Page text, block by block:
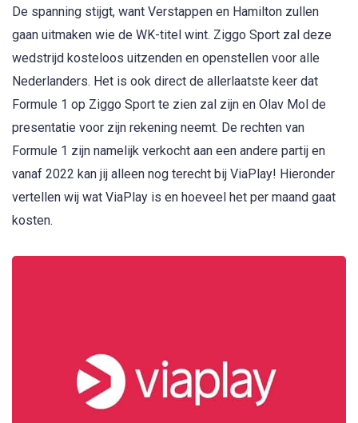
De spanning stijgt, want Verstappen en Hamilton zullen
gaan uitmaken wie de WK-titel wint. Ziggo Sport zal deze
wedstrijd kosteloos uitzenden en openstellen voor alle
Nederlanders. Het is ook direct de allerlaatste keer dat
Formule 1 op Ziggo Sport te zien zal zijn en Olav Mol de
presentatie voor zijn rekening neemt. De rechten van
Formule 1 zijn namelijk verkocht aan een andere partij en
vanaf 2022 kan jij alleen nog terecht bij ViaPlay! Hieronder
vertellen wij wat ViaPlay is en hoeveel het per maand gaat
kosten.